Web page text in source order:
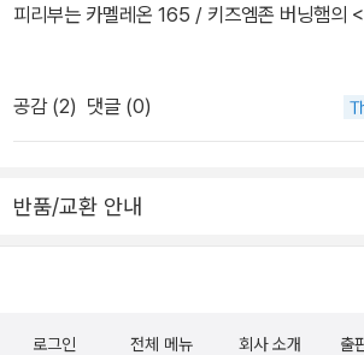
피리부는 카멜레온 165 / 키즈엠존 버닝햄의
들에게 혼날 짓만 골라서 하는 일이 잦은데, 그
핑계를 대곤 하네요.ㅜㅜ유아사춘기에 들어선
이 아닐까 싶네요. 3. 가족 텃밭 활동백과 /
리게 만든 책.다른 친구들과 달리 시골에 가면
공감 (2) 댓글 (0)
반품/교환 안내
로그인 전체 메뉴 회사 소개 출